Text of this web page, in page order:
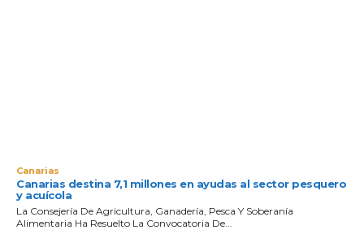
Canarias
Canarias destina 7,1 millones en ayudas al sector pesquero
y acuícola
La Consejería De Agricultura, Ganadería, Pesca Y Soberanía
Alimentaria Ha Resuelto La Convocatoria De...